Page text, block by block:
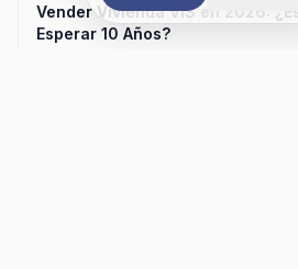
Vender Vivienda VIS en 2026:
Esperar 10 Años?